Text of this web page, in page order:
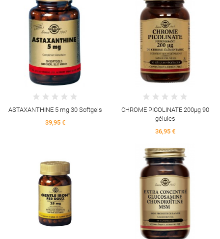
ASTAXANTHINE 5 mg 30 Softgels
39,95 €
CHROME PICOLINATE 200µg 90
gélules
36,95 €